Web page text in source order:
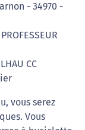
- 34970 -
CC
vous serez
Vous